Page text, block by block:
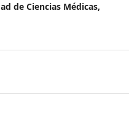
de Ciencias Médicas,